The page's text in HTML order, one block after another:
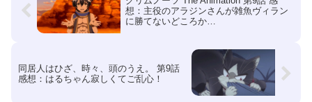
想：主役のアラジンさんが雑魚ヴィラン
に勝てないどころか…
同居人はひざ、時々、頭のうえ。 第9話
感想：はるちゃん寂しくてご乱心！